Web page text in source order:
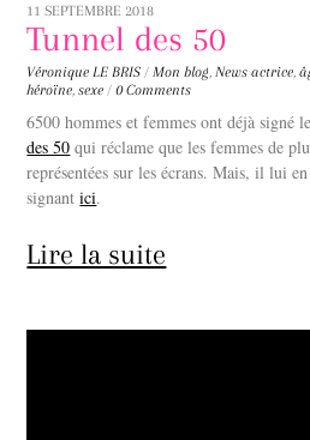
11 SEPTEMBRE 2018
Tunnel des 50
Véronique LE BRIS / Mon blog,News actrice,
héroïne,sexe / 0 Comments
6500 hommes et femmes ont déjà signé
des 50 qui réclame que les femmes de
représentées sur les écrans. Mais, il lui
signantici.
Lire la suite